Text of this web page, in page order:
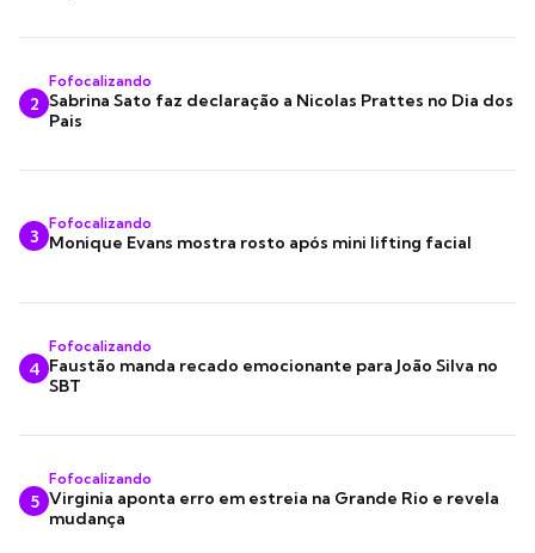
2
Fofocalizando
Sabrina Sato faz declaração a Nicolas Prattes no Dia dos
Pais
3
Fofocalizando
Monique Evans mostra rosto após mini lifting facial
4
Fofocalizando
Faustão manda recado emocionante para João Silva no
SBT
5
Fofocalizando
Virginia aponta erro em estreia na Grande Rio e revela
mudança